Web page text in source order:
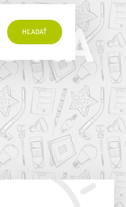
HĽADAŤ